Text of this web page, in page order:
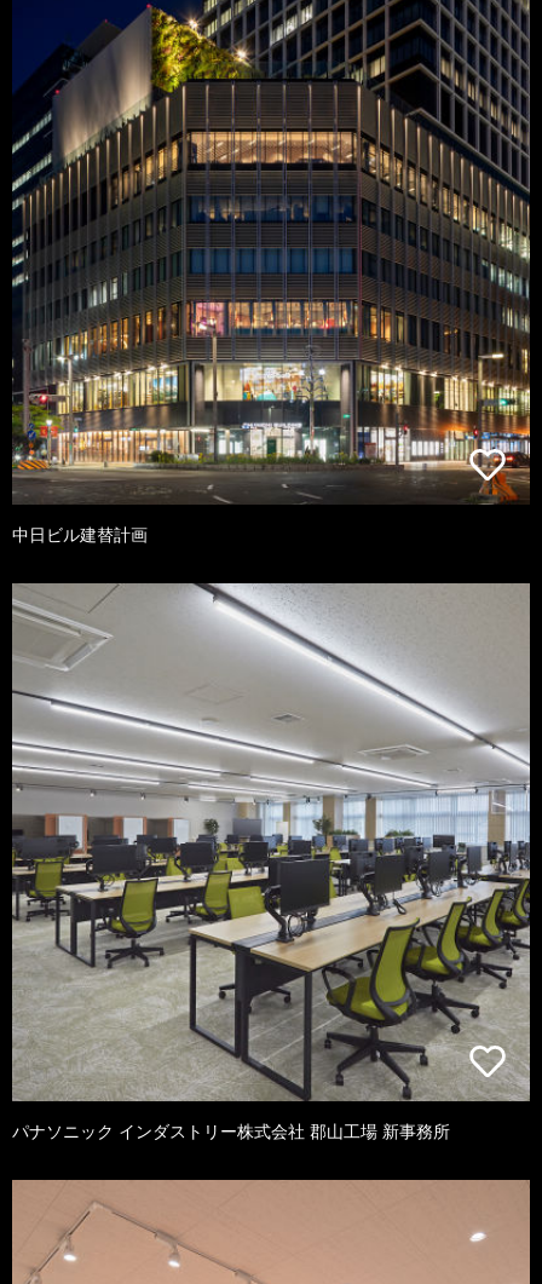
中日ビル建替計画
パナソニック インダストリー株式会社 郡山工場 新事務所